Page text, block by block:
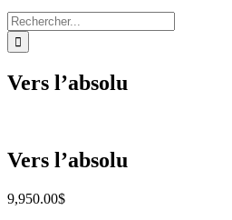
Rechercher:
Vers l’absolu
Vers l’absolu
9,950.00$